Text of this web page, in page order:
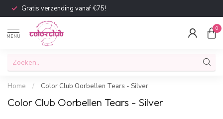
Gratis verzending vanaf €75!
MENU
0
Home / Color Club Oorbellen Tears - Silver
Color Club Oorbellen Tears - Silver